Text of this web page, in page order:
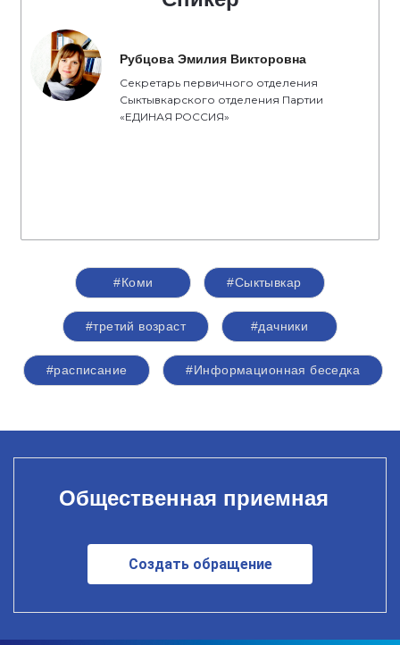
Рубцова Эмилия Викторовна
Секретарь первичного отделения
Сыктывкарского отделения Партии
«ЕДИНАЯ РОССИЯ»
#Коми #Сыктывкар
#третий возраст #дачники
#расписание #Информационная беседка
Общественная приемная
Создать обращение